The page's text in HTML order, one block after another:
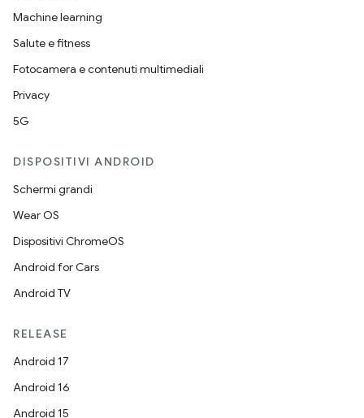
Machine learning
Salute e fitness
Fotocamera e contenuti multimediali
Privacy
5G
DISPOSITIVI ANDROID
Schermi grandi
Wear OS
Dispositivi ChromeOS
Android for Cars
Android TV
RELEASE
Android 17
Android 16
Android 15